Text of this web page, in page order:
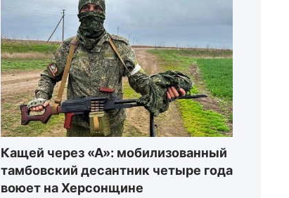
Кащей через «А»: мобилизованный
тамбовский десантник четыре года
воюет на Херсонщине